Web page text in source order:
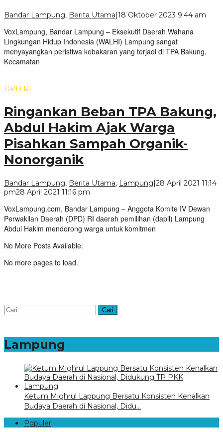
Bandar Lampung, Berita Utama|18 Oktober 2023 9:44 am
VoxLampung, Bandar Lampung – Eksekutif Daerah Wahana
Lingkungan Hidup Indonesia (WALHI) Lampung sangat
menyayangkan peristiwa kebakaran yang terjadi di TPA Bakung,
Kecamatan
DPD RI
Ringankan Beban TPA Bakung,
Abdul Hakim Ajak Warga
Pisahkan Sampah Organik-
Nonorganik
Bandar Lampung, Berita Utama, Lampung|28 April 2021 11:14
pm28 April 2021 11:16 pm
VoxLampung.com, Bandar Lampung – Anggota Komite IV Dewan
Perwakilan Daerah (DPD) RI daerah pemilihan (dapil) Lampung
Abdul Hakim mendorong warga untuk komitmen
No More Posts Available.
No more pages to load.
Cari
untuk:
Lampung
Ketum Mighrul Lappung Bersatu Konsisten Kenalkan
Budaya Daerah di Nasional, Didu…
Populer